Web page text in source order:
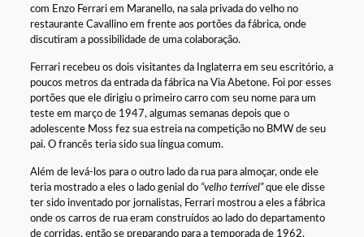
com Enzo Ferrari em Maranello, na sala privada do velho no
restaurante Cavallino em frente aos portões da fábrica, onde
discutiram a possibilidade de uma colaboração.
Ferrari recebeu os dois visitantes da Inglaterra em seu escritório, a
poucos metros da entrada da fábrica na Via Abetone. Foi por esses
portões que ele dirigiu o primeiro carro com seu nome para um
teste em março de 1947, algumas semanas depois que o
adolescente Moss fez sua estreia na competição no BMW de seu
pai. O francês teria sido sua língua comum.
Além de levá-los para o outro lado da rua para almoçar, onde ele
teria mostrado a eles o lado genial do “velho terrível”que ele disse
ter sido inventado por jornalistas, Ferrari mostrou a eles a fábrica
onde os carros de rua eram construídos ao lado do departamento
de corridas, então se preparando para a temporada de 1962.